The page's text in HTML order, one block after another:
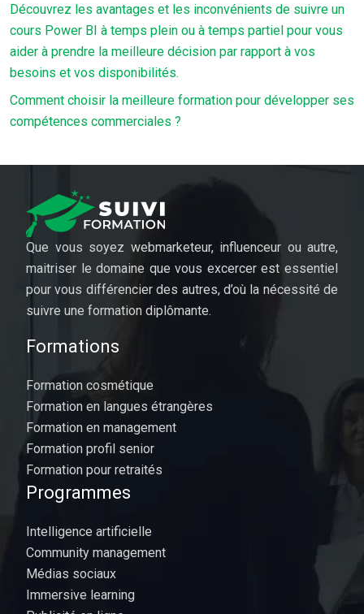
Découvrez les avantages et les inconvénients de suivre un
cours Power BI à temps plein ou à temps partiel pour vous
aider à prendre la meilleure décision par rapport à vos
besoins et vos disponibilités.
Comment choisir la meilleure formation pour développer ses
compétences commerciales ?
Que vous soyez webmarketeur, influenceur ou autre,
maitriser le domaine que vous excercer est essentiel
pour vous différencier des autres, d’où la nécessité de
suivre une formation diplômante.
Formations
Formation cosmétique
Formation en langues étrangères
Formation en management
Formation profil senior
Formation pour retraités
Programmes
Intelligence artificielle
Community management
Médias sociaux
Immersive learning